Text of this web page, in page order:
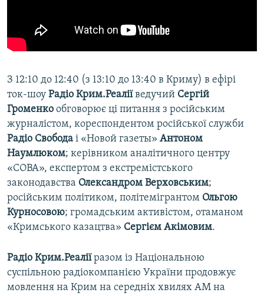
З 12:10 до 12:40 (з 13:10 до 13:40 в Криму) в ефірі
ток-шоу Радіо Крим.Реаліїведучий Сергій
Громенко обговорює ці питання з російським
журналістом, кореспондентом російської служби
Радіо Свобода і «Новой газеты» Антоном
Наумлюком; керівником аналітичного центру
«СОВА», експертом з екстремістського
законодавства Олександром Верховським;
російським політиком, політемігрантом Ольгою
Курносовою; громадським активістом, отаманом
«Кримського казацтва» Сергієм Акімовим.
Радіо Крим.Реаліїразом із Національною
суспільною радіокомпанією України продовжує
мовлення на Крим на середніх хвилях АМ на